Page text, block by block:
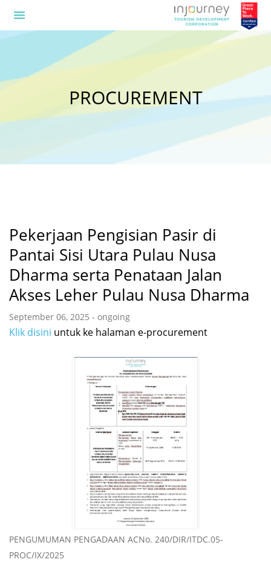
menu
PROCUREMENT
Pekerjaan Pengisian Pasir di
Pantai Sisi Utara Pulau Nusa
Dharma serta Penataan Jalan
Akses Leher Pulau Nusa Dharma
September 06, 2025 - ongoing
Klik disini untuk ke halaman e-procurement
PENGUMUMAN PENGADAAN ACNo. 240/DIR/ITDC.05-
PROC/IX/2025